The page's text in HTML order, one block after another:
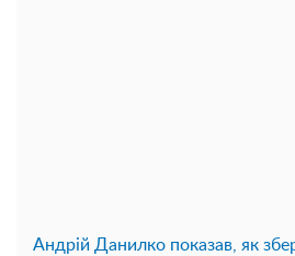
Андрій Данилко показав, як